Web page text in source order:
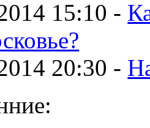
15:10 -
20:30 -